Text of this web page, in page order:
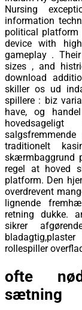
Nursing
information
political platform
device with
gameplay .
sizes , and
download
skiller os ud
spillere : biz
have, og
traditionelt
skærmbaggrund
regel at hoved
platform. Den
overdrevent
lignende
retning dukke.
sikrer
rollespiller
ofte
sætning